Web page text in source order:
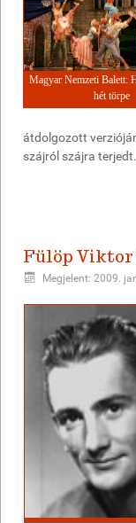
Magyar Nemzeti Balett:
hét törpe
átdolgozott
szájról szájra terjedt.
Fülöp Viktor
Megjelent: 2009.